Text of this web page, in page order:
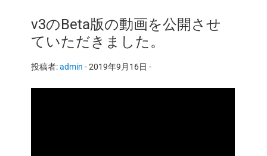
v3のBeta版の動画を公開させ
ていただきました。
投稿者:admin -2019年9月16日 -